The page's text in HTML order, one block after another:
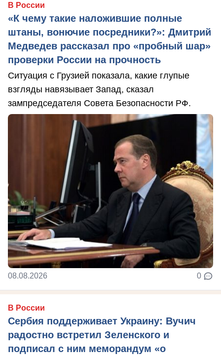
В России
«К чему такие наложившие полные
штаны, вонючие посредники?»: Дмитрий
Медведев рассказал про «пробный шар»
проверки России на прочность
Ситуация с Грузией показала, какие глупые
взгляды навязывает Запад, сказал
зампредседателя Совета Безопасности РФ.
08.08.2026 0
В России
Сербия поддерживает Украину: Вучич
радостно встретил Зеленского и
подписал с ним меморандум «о